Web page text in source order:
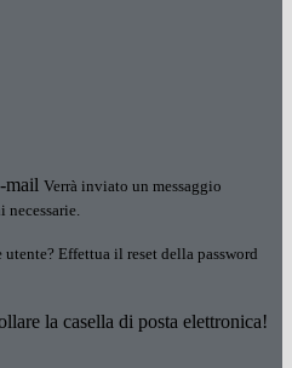
mail Verrà inviato un messaggio
Effettua il reset della password
la casella di posta elettronica!